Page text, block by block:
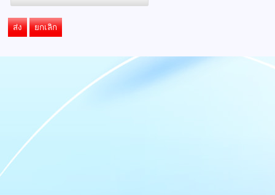
ส่ง ยกเลิก